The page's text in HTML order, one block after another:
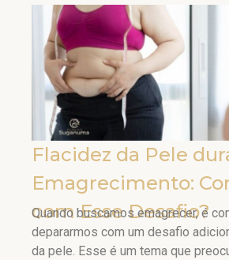
Flacidez da Pele
Emagrecimento:
com Esse Desafio?
Quando buscamos emagrecer, é
depararmos com um desafio
da pele. Esse é um tema que